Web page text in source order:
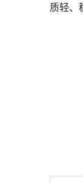
质轻、